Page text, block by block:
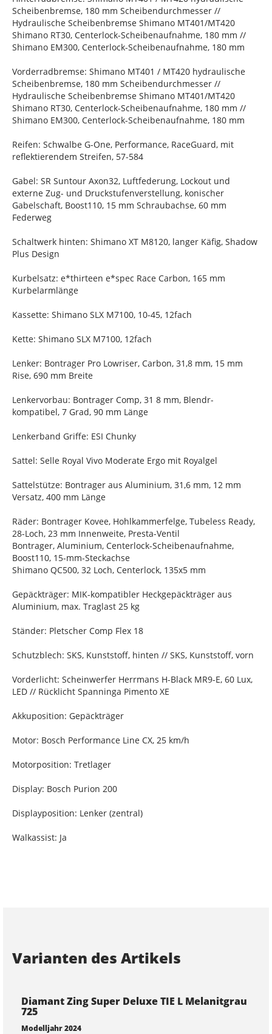
Scheibenbremse, 180 mm Scheibendurchmesser //
Hydraulische Scheibenbremse Shimano MT401/MT420
Shimano RT30, Centerlock-Scheibenaufnahme, 180 mm //
Shimano EM300, Centerlock-Scheibenaufnahme, 180 mm
Vorderradbremse: Shimano MT401 / MT420 hydraulische
Scheibenbremse, 180 mm Scheibendurchmesser //
Hydraulische Scheibenbremse Shimano MT401/MT420
Shimano RT30, Centerlock-Scheibenaufnahme, 180 mm //
Shimano EM300, Centerlock-Scheibenaufnahme, 180 mm
Reifen: Schwalbe G-One, Performance, RaceGuard, mit
reflektierendem Streifen, 57-584
Gabel: SR Suntour Axon32, Luftfederung, Lockout und
externe Zug- und Druckstufenverstellung, konischer
Gabelschaft, Boost110, 15 mm Schraubachse, 60 mm
Federweg
Schaltwerk hinten: Shimano XT M8120, langer Käfig, Shadow
Plus Design
Kurbelsatz: e*thirteen e*spec Race Carbon, 165 mm
Kurbelarmlänge
Kassette: Shimano SLX M7100, 10-45, 12fach
Kette: Shimano SLX M7100, 12fach
Lenker: Bontrager Pro Lowriser, Carbon, 31,8 mm, 15 mm
Rise, 690 mm Breite
Lenkervorbau: Bontrager Comp, 31 8 mm, Blendr-
kompatibel, 7 Grad, 90 mm Länge
Lenkerband Griffe: ESI Chunky
Sattel: Selle Royal Vivo Moderate Ergo mit Royalgel
Sattelstütze: Bontrager aus Aluminium, 31,6 mm, 12 mm
Versatz, 400 mm Länge
Räder: Bontrager Kovee, Hohlkammerfelge, Tubeless Ready,
28-Loch, 23 mm Innenweite, Presta-Ventil
Bontrager, Aluminium, Centerlock-Scheibenaufnahme,
Boost110, 15-mm-Steckachse
Shimano QC500, 32 Loch, Centerlock, 135x5 mm
Gepäckträger: MIK-kompatibler Heckgepäckträger aus
Aluminium, max. Traglast 25 kg
Ständer: Pletscher Comp Flex 18
Schutzblech: SKS, Kunststoff, hinten // SKS, Kunststoff, vorn
Vorderlicht: Scheinwerfer Herrmans H-Black MR9-E, 60 Lux,
LED // Rücklicht Spanninga Pimento XE
Akkuposition: Gepäckträger
Motor: Bosch Performance Line CX, 25 km/h
Motorposition: Tretlager
Display: Bosch Purion 200
Displayposition: Lenker (zentral)
Walkassist: Ja
Varianten des Artikels
Diamant Zing Super Deluxe TIE L Melanitgrau
725
Modelljahr 2024